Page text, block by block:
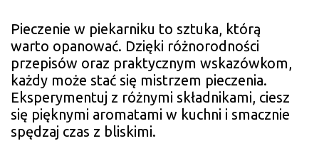
Pieczenie w piekarniku to sztuka, którą
warto opanować. Dzięki różnorodności
przepisów oraz praktycznym wskazówkom,
każdy może stać się mistrzem pieczenia.
Eksperymentuj z różnymi składnikami, ciesz
się pięknymi aromatami w kuchni i smacznie
spędzaj czas z bliskimi.